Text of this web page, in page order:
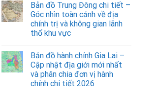
Bản đồ Trung Đông chi tiết –
Góc nhìn toàn cảnh về địa
chính trị và không gian lãnh
thổ khu vực
Bản đồ hành chính Gia Lai –
Cập nhật địa giới mới nhất
và phân chia đơn vị hành
chính chi tiết 2026